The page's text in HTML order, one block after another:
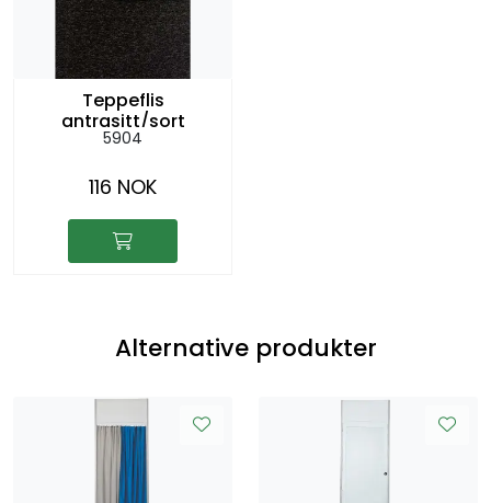
Teppeflis
antrasitt/sort
5904
116 NOK
Alternative produkter